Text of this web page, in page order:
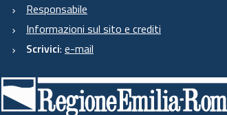
Responsabile
Informazioni sul sito e crediti
Scrivici: e-mail